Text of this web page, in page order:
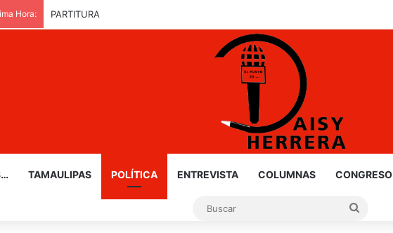
Hora: PARTITURA
TAMAULIPAS POLÍTICA ENTREVISTA COLUMNAS CONGRESO